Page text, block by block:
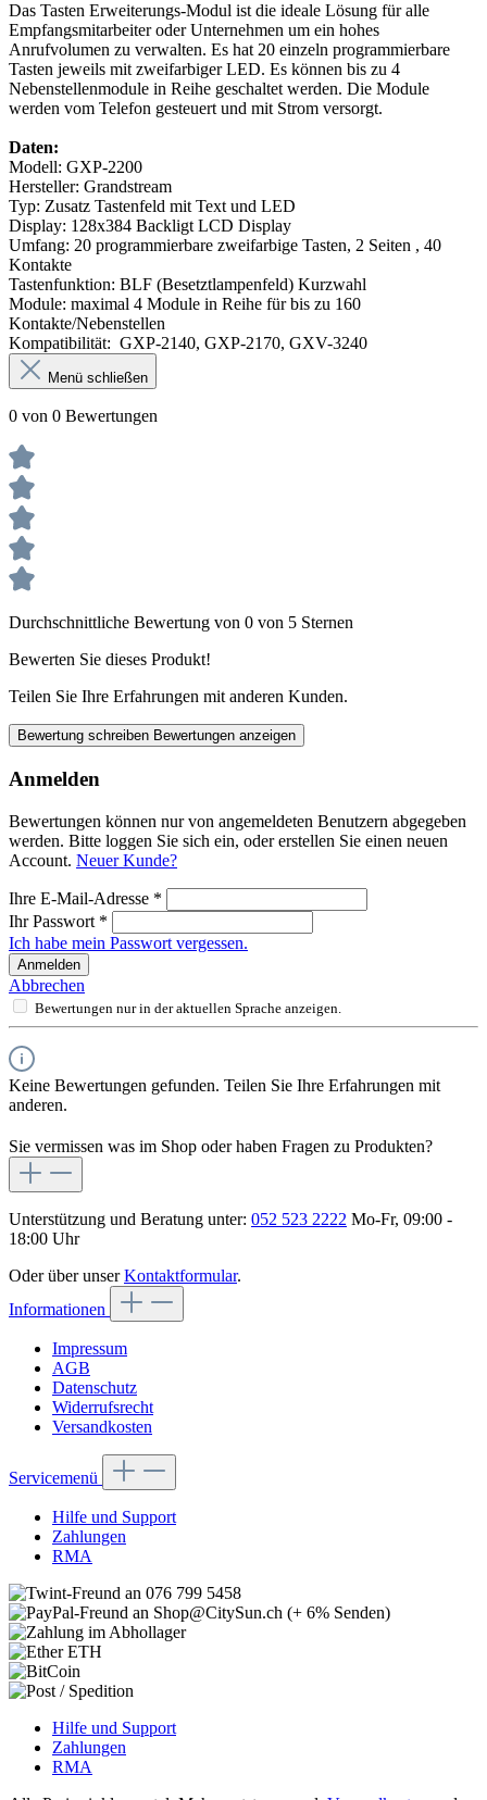
Das Tasten Erweiterungs-Modul ist die ideale Lösung für alle
Empfangsmitarbeiter oder Unternehmen um ein hohes
Anrufvolumen zu verwalten. Es hat 20 einzeln programmierbare
Tasten jeweils mit zweifarbiger LED. Es können bis zu 4
Nebenstellenmodule in Reihe geschaltet werden. Die Module
werden vom Telefon gesteuert und mit Strom versorgt.
Daten:
Modell: GXP-2200
Hersteller: Grandstream
Typ: Zusatz Tastenfeld mit Text und LED
Display: 128x384 Backligt LCD Display
Umfang: 20 programmierbare zweifarbige Tasten, 2 Seiten , 40
Kontakte
Tastenfunktion: BLF (Besetztlampenfeld) Kurzwahl
Module: maximal 4 Module in Reihe für bis zu 160
Kontakte/Nebenstellen
Kompatibilität: GXP-2140, GXP-2170, GXV-3240
Menü schließen
0 von 0 Bewertungen
Durchschnittliche Bewertung von 0 von 5 Sternen
Bewerten Sie dieses Produkt!
Teilen Sie Ihre Erfahrungen mit anderen Kunden.
Bewertung schreiben Bewertungen anzeigen
Anmelden
Bewertungen können nur von angemeldeten Benutzern abgegeben
werden. Bitte loggen Sie sich ein, oder erstellen Sie einen neuen
Account. Neuer Kunde?
Ihre E-Mail-Adresse *
Ihr Passwort *
Ich habe mein Passwort vergessen.
Anmelden
Abbrechen
Bewertungen nur in der aktuellen Sprache anzeigen.
Keine Bewertungen gefunden. Teilen Sie Ihre Erfahrungen mit
anderen.
Sie vermissen was im Shop oder haben Fragen zu Produkten?
Unterstützung und Beratung unter: 052 523 2222 Mo-Fr, 09:00 -
18:00 Uhr
Oder über unserKontaktformular.
Informationen
Impressum
AGB
Datenschutz
Widerrufsrecht
Versandkosten
Servicemenü
Hilfe und Support
Zahlungen
RMA
Hilfe und Support
Zahlungen
RMA